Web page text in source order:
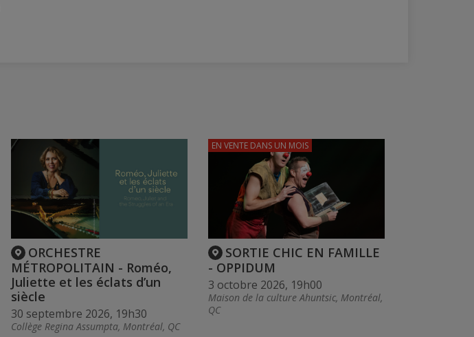
ORCHESTRE
MÉTROPOLITAIN - Roméo,
Juliette et les éclats d’un
siècle
30 septembre 2026, 19h30
Collège Regina Assumpta, Montréal, QC
SORTIE CHIC EN FAMILLE
- OPPIDUM
3 octobre 2026, 19h00
Maison de la culture Ahuntsic, Montréal,
QC
EN VENTE DANS UN MOIS